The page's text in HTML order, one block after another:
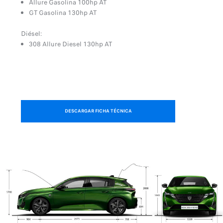
Allure Gasolina 100hp AT
GT Gasolina 130hp AT
Diésel:
308 Allure Diesel 130hp AT
DESCARGAR FICHA TÉCNICA